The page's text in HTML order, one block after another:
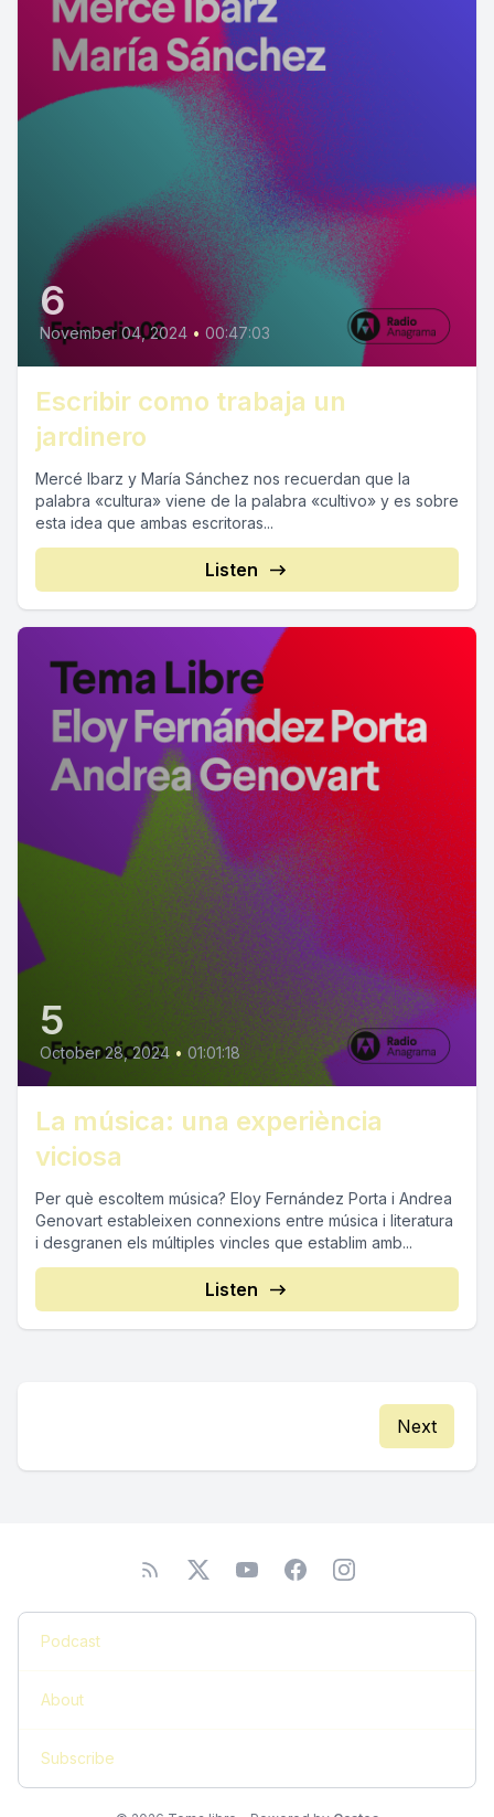
6
November 04, 2024 • 00:47:03
Escribir como trabaja un
jardinero
Mercé Ibarz y María Sánchez nos recuerdan que la
palabra «cultura» viene de la palabra «cultivo» y es sobre
esta idea que ambas escritoras...
Listen
5
October 28, 2024 • 01:01:18
La música: una experiència
viciosa
Per què escoltem música? Eloy Fernández Porta i Andrea
Genovart estableixen connexions entre música i literatura
i desgranen els múltiples vincles que establim amb...
Listen
Next
Podcast
About
Subscribe